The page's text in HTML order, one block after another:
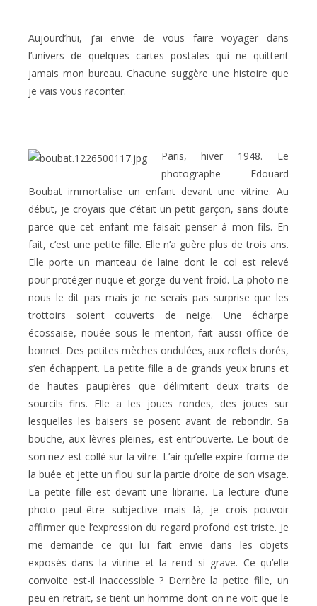
Aujourd’hui, j’ai envie de vous faire voyager dans
l’univers de quelques cartes postales qui ne quittent
jamais mon bureau. Chacune suggère une histoire que
je vais vous raconter.
Paris, hiver 1948. Le
photographe Edouard
Boubat immortalise un enfant devant une vitrine. Au
début, je croyais que c’était un petit garçon, sans doute
parce que cet enfant me faisait penser à mon fils. En
fait, c’est une petite fille. Elle n’a guère plus de trois ans.
Elle porte un manteau de laine dont le col est relevé
pour protéger nuque et gorge du vent froid. La photo ne
nous le dit pas mais je ne serais pas surprise que les
trottoirs soient couverts de neige. Une écharpe
écossaise, nouée sous le menton, fait aussi office de
bonnet. Des petites mèches ondulées, aux reflets dorés,
s’en échappent. La petite fille a de grands yeux bruns et
de hautes paupières que délimitent deux traits de
sourcils fins. Elle a les joues rondes, des joues sur
lesquelles les baisers se posent avant de rebondir. Sa
bouche, aux lèvres pleines, est entr’ouverte. Le bout de
son nez est collé sur la vitre. L’air qu’elle expire forme de
la buée et jette un flou sur la partie droite de son visage.
La petite fille est devant une librairie. La lecture d’une
photo peut-être subjective mais là, je crois pouvoir
affirmer que l’expression du regard profond est triste. Je
me demande ce qui lui fait envie dans les objets
exposés dans la vitrine et la rend si grave. Ce qu’elle
convoite est-il inaccessible ? Derrière la petite fille, un
peu en retrait, se tient un homme dont on ne voit que le